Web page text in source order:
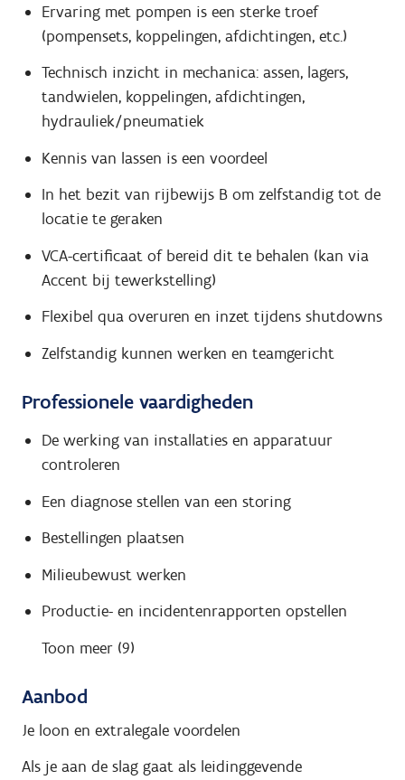
Ervaring met pompen is een sterke troef
(pompensets, koppelingen, afdichtingen, etc.)
Technisch inzicht in mechanica: assen, lagers,
tandwielen, koppelingen, afdichtingen,
hydrauliek/pneumatiek
Kennis van lassen is een voordeel
In het bezit van rijbewijs B om zelfstandig tot de
locatie te geraken
VCA-certificaat of bereid dit te behalen (kan via
Accent bij tewerkstelling)
Flexibel qua overuren en inzet tijdens shutdowns
Zelfstandig kunnen werken en teamgericht
Professionele vaardigheden
De werking van installaties en apparatuur
controleren
Een diagnose stellen van een storing
Bestellingen plaatsen
Milieubewust werken
Productie- en incidentenrapporten opstellen
Toon meer (9)
Aanbod
Je loon en extralegale voordelen
Als je aan de slag gaat als leidinggevende